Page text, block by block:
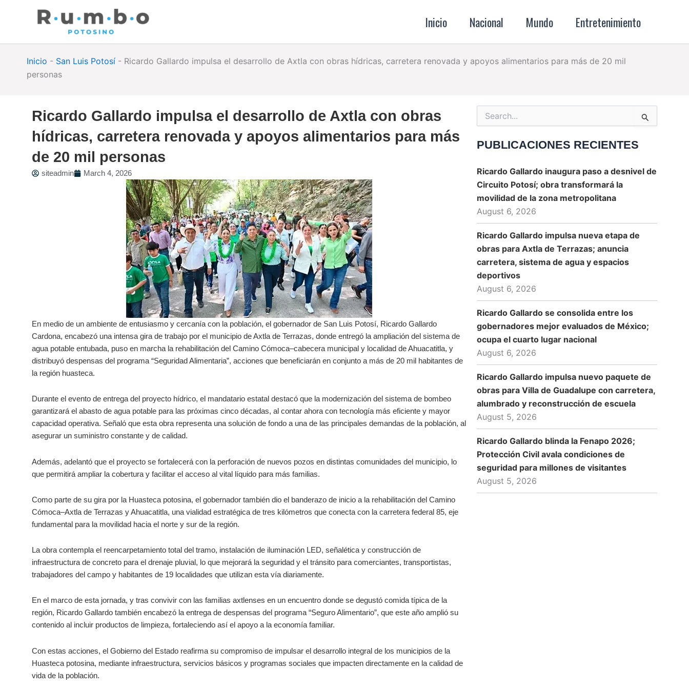
Inicio Nacional Mundo Entretenimiento
Inicio - San Luis Potosí - Ricardo Gallardo impulsa el desarrollo de Axtla con obras hídricas, carretera renovada y apoyos alimentarios para más de 20 mil
personas
Ricardo Gallardo impulsa el desarrollo de Axtla con obras
hídricas, carretera renovada y apoyos alimentarios para más
de 20 mil personas
siteadmin March 4, 2026
En medio de un ambiente de entusiasmo y cercanía con la población, el gobernador de San Luis Potosí, Ricardo Gallardo
Cardona, encabezó una intensa gira de trabajo por el municipio de Axtla de Terrazas, donde entregó la ampliación del sistema de
agua potable entubada, puso en marcha la rehabilitación del Camino Cómoca–cabecera municipal y localidad de Ahuacatitla, y
distribuyó despensas del programa “Seguridad Alimentaria”, acciones que beneficiarán en conjunto a más de 20 mil habitantes de
la región huasteca.
Durante el evento de entrega del proyecto hídrico, el mandatario estatal destacó que la modernización del sistema de bombeo
garantizará el abasto de agua potable para las próximas cinco décadas, al contar ahora con tecnología más eficiente y mayor
capacidad operativa. Señaló que esta obra representa una solución de fondo a una de las principales demandas de la población, al
asegurar un suministro constante y de calidad.
Además, adelantó que el proyecto se fortalecerá con la perforación de nuevos pozos en distintas comunidades del municipio, lo
que permitirá ampliar la cobertura y facilitar el acceso al vital líquido para más familias.
Como parte de su gira por la Huasteca potosina, el gobernador también dio el banderazo de inicio a la rehabilitación del Camino
Cómoca–Axtla de Terrazas y Ahuacatitla, una vialidad estratégica de tres kilómetros que conecta con la carretera federal 85, eje
fundamental para la movilidad hacia el norte y sur de la región.
La obra contempla el reencarpetamiento total del tramo, instalación de iluminación LED, señalética y construcción de
infraestructura de concreto para el drenaje pluvial, lo que mejorará la seguridad y el tránsito para comerciantes, transportistas,
trabajadores del campo y habitantes de 19 localidades que utilizan esta vía diariamente.
En el marco de esta jornada, y tras convivir con las familias axtlenses en un encuentro donde se degustó comida típica de la
región, Ricardo Gallardo también encabezó la entrega de despensas del programa “Seguro Alimentario”, que este año amplió su
contenido al incluir productos de limpieza, fortaleciendo así el apoyo a la economía familiar.
Con estas acciones, el Gobierno del Estado reafirma su compromiso de impulsar el desarrollo integral de los municipios de la
Huasteca potosina, mediante infraestructura, servicios básicos y programas sociales que impacten directamente en la calidad de
vida de la población.
Search
for:
PUBLICACIONES RECIENTES
Ricardo Gallardo inaugura paso a desnivel de
Circuito Potosí; obra transformará la
movilidad de la zona metropolitana
August 6, 2026
Ricardo Gallardo impulsa nueva etapa de
obras para Axtla de Terrazas; anuncia
carretera, sistema de agua y espacios
deportivos
August 6, 2026
Ricardo Gallardo se consolida entre los
gobernadores mejor evaluados de México;
ocupa el cuarto lugar nacional
August 6, 2026
Ricardo Gallardo impulsa nuevo paquete de
obras para Villa de Guadalupe con carretera,
alumbrado y reconstrucción de escuela
August 5, 2026
Ricardo Gallardo blinda la Fenapo 2026;
Protección Civil avala condiciones de
seguridad para millones de visitantes
August 5, 2026